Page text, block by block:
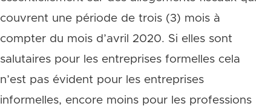
couvrent une période de trois (3) mois à
compter du mois d’avril 2020. Si elles sont
salutaires pour les entreprises formelles cela
n’est pas évident pour les entreprises
informelles, encore moins pour les professions